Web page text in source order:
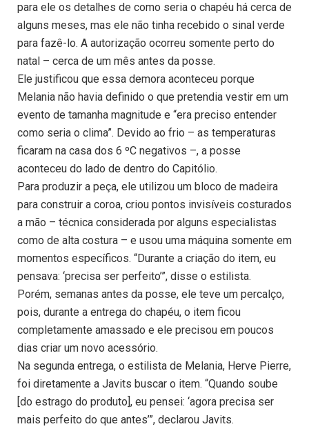
para ele os detalhes de como seria o chapéu há cerca de
alguns meses, mas ele não tinha recebido o sinal verde
para fazê-lo. A autorização ocorreu somente perto do
natal – cerca de um mês antes da posse.
Ele justificou que essa demora aconteceu porque
Melania não havia definido o que pretendia vestir em um
evento de tamanha magnitude e “era preciso entender
como seria o clima”. Devido ao frio – as temperaturas
ficaram na casa dos 6 ºC negativos –, a posse
aconteceu do lado de dentro do Capitólio.
Para produzir a peça, ele utilizou um bloco de madeira
para construir a coroa, criou pontos invisíveis costurados
a mão – técnica considerada por alguns especialistas
como de alta costura – e usou uma máquina somente em
momentos específicos. “Durante a criação do item, eu
pensava: ‘precisa ser perfeito’”, disse o estilista.
Porém, semanas antes da posse, ele teve um percalço,
pois, durante a entrega do chapéu, o item ficou
completamente amassado e ele precisou em poucos
dias criar um novo acessório.
Na segunda entrega, o estilista de Melania, Herve Pierre,
foi diretamente a Javits buscar o item. “Quando soube
[do estrago do produto], eu pensei: ‘agora precisa ser
mais perfeito do que antes’”, declarou Javits.